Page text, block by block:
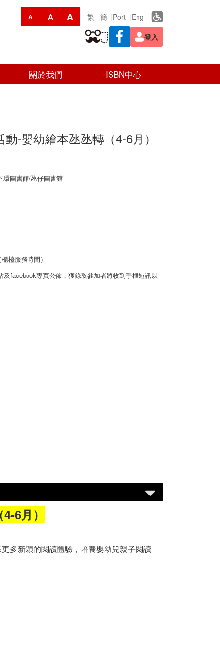
A A A 繁 簡 Port Eng
登入
關於我們 ISBN中心
-嬰幼繪本氹氹轉（4-6月）
環圖書館/氹仔圖書館
檯服務時間）
facebook專頁公佈，獲錄取參加者將收到手機短訊以
6月）
多新穎的閱讀體驗，培養嬰幼兒親子閱讀